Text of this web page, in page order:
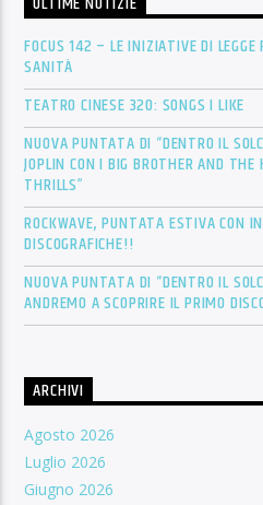
FOCUS 142 – LE INIZIATIVE DI LEGGE
SANITÀ
TEATRO CINESE 320: SONGS I LIKE
NUOVA PUNTATA DI “DENTRO IL
JOPLIN CON I BIG BROTHER AND THE
THRILLS”
ROCKWAVE, PUNTATA ESTIVA CON
DISCOGRAFICHE!!
NUOVA PUNTATA DI “DENTRO IL
ANDREMO A SCOPRIRE IL PRIMO
ARCHIVI
Agosto 2026
Luglio 2026
Giugno 2026